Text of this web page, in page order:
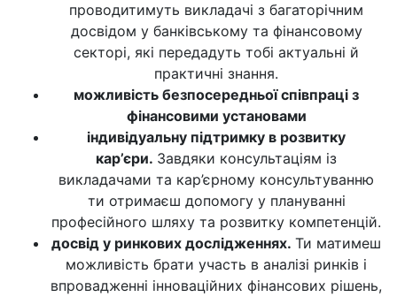
проводитимуть викладачі з багаторічним
досвідом у банківському та фінансовому
секторі, які передадуть тобі актуальні й
практичні знання.
можливість безпосередньої співпраці з
фінансовими установами
індивідуальну підтримку в розвитку
кар’єри. Завдяки консультаціям із
викладачами та кар’єрному консультуванню
ти отримаєш допомогу у плануванні
професійного шляху та розвитку компетенцій.
досвід у ринкових дослідженнях. Ти матимеш
можливість брати участь в аналізі ринків і
впровадженні інноваційних фінансових рішень,